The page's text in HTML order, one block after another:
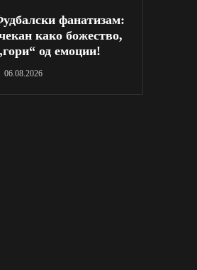
фанатизам:
како божество,
од емоции!
06.08.2026